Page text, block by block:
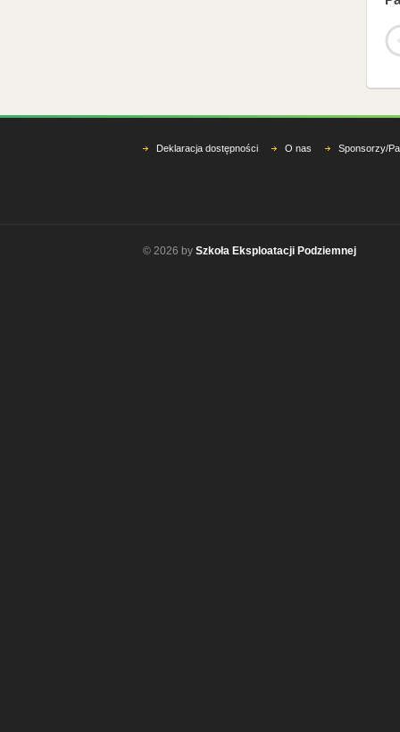
Deklaracja dostępności O nas Sponsorzy/
© 2026 by Szkoła Eksploatacji Podziemnej